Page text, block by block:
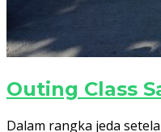
Outing Class
Dalam rangka jeda